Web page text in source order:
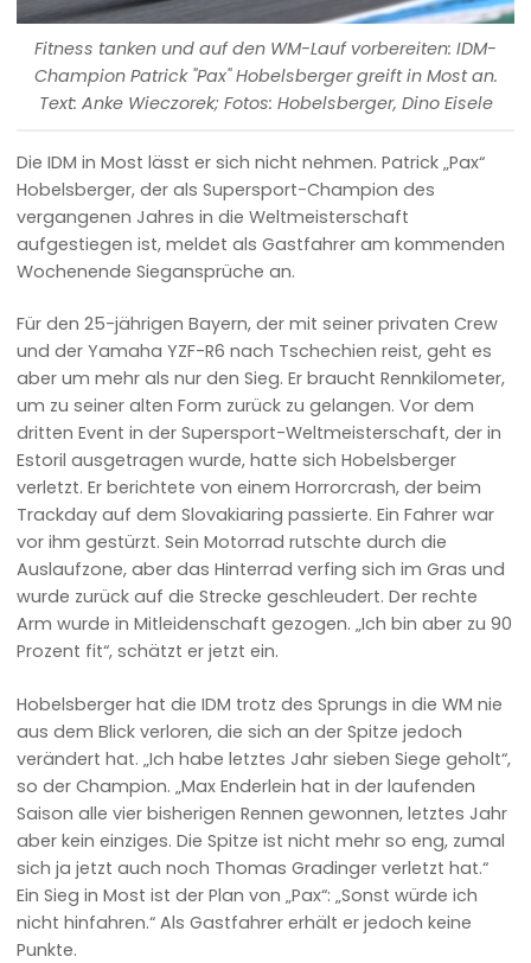
Fitness tanken und auf den WM-Lauf vorbereiten: IDM-
Champion Patrick "Pax" Hobelsberger greift in Most an.
Text: Anke Wieczorek; Fotos: Hobelsberger, Dino Eisele
Die IDM in Most lässt er sich nicht nehmen. Patrick „Pax“
Hobelsberger, der als Supersport-Champion des
vergangenen Jahres in die Weltmeisterschaft
aufgestiegen ist, meldet als Gastfahrer am kommenden
Wochenende Siegansprüche an.
Für den 25-jährigen Bayern, der mit seiner privaten Crew
und der Yamaha YZF-R6 nach Tschechien reist, geht es
aber um mehr als nur den Sieg. Er braucht Rennkilometer,
um zu seiner alten Form zurück zu gelangen. Vor dem
dritten Event in der Supersport-Weltmeisterschaft, der in
Estoril ausgetragen wurde, hatte sich Hobelsberger
verletzt. Er berichtete von einem Horrorcrash, der beim
Trackday auf dem Slovakiaring passierte. Ein Fahrer war
vor ihm gestürzt. Sein Motorrad rutschte durch die
Auslaufzone, aber das Hinterrad verfing sich im Gras und
wurde zurück auf die Strecke geschleudert. Der rechte
Arm wurde in Mitleidenschaft gezogen. „Ich bin aber zu 90
Prozent fit“, schätzt er jetzt ein.
Hobelsberger hat die IDM trotz des Sprungs in die WM nie
aus dem Blick verloren, die sich an der Spitze jedoch
verändert hat. „Ich habe letztes Jahr sieben Siege geholt“,
so der Champion. „Max Enderlein hat in der laufenden
Saison alle vier bisherigen Rennen gewonnen, letztes Jahr
aber kein einziges. Die Spitze ist nicht mehr so eng, zumal
sich ja jetzt auch noch Thomas Gradinger verletzt hat.“
Ein Sieg in Most ist der Plan von „Pax“: „Sonst würde ich
nicht hinfahren.“ Als Gastfahrer erhält er jedoch keine
Punkte.